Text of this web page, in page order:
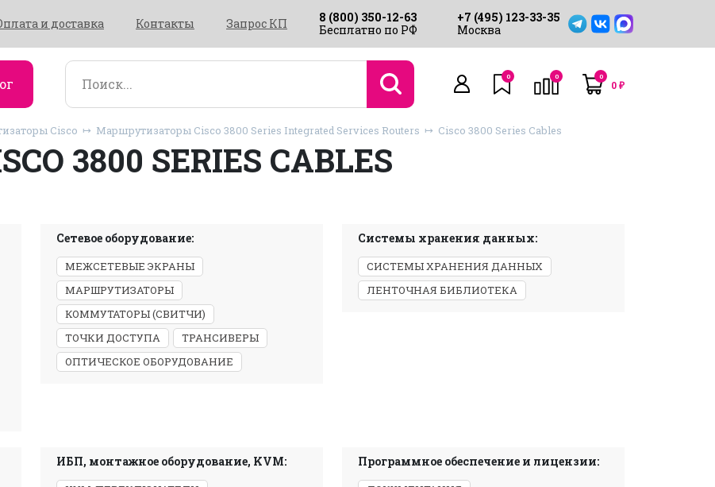
и доставка Контакты Запрос КП
8 (800) 350-12-63
Бесплатно по РФ
+7 (495) 123-33-35
Москва
0 0 0
0₽
Cisco Маршрутизаторы Cisco 3800 Series Integrated Services Routers Cisco 3800 Series Cables
3800 SERIES CABLES
Сетевое оборудование:
МЕЖСЕТЕВЫЕ ЭКРАНЫ
МАРШРУТИЗАТОРЫ
КОММУТАТОРЫ (СВИТЧИ)
ТОЧКИ ДОСТУПА
ТРАНСИВЕРЫ
ОПТИЧЕСКОЕ ОБОРУДОВАНИЕ
Системы хранения данных:
СИСТЕМЫ ХРАНЕНИЯ ДАННЫХ
ЛЕНТОЧНАЯ БИБЛИОТЕКА
ИБП, монтажное оборудование, KVM: Программное обеспечение и лицензии: